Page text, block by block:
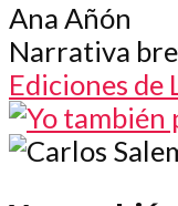
Ana Añón
Narrativa
Ediciones de